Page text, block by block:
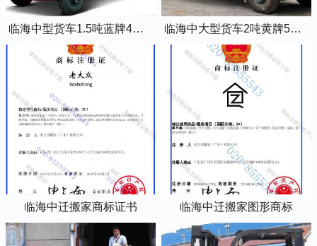
临海中型货车1.5吨蓝牌4米2厢式货车 临海中大型货车2吨黄牌5米2厢式货车
临海中迁搬家商标证书 临海中迁搬家图形商标